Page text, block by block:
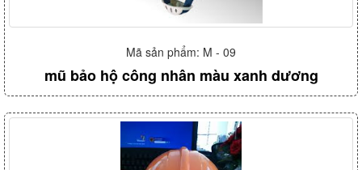
Mã sản phẩm: M - 09
mũ bảo hộ công nhân màu xanh dương